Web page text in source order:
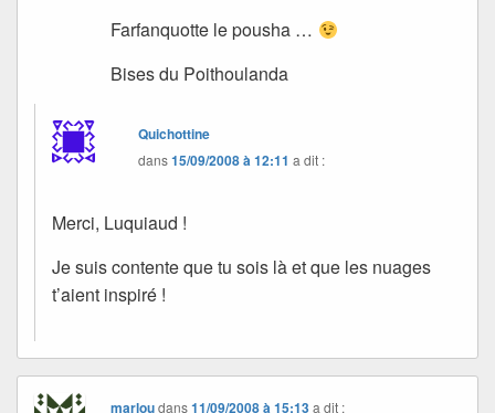
Farfanquotte le pousha …
Bises du Poithoulanda
Quichottine
dans15/09/2008 à 12:11 a dit :
Merci, Luquiaud !
Je suis contente que tu sois là et que les nuages
t’aient inspiré !
marloudans11/09/2008 à 15:13 a dit :